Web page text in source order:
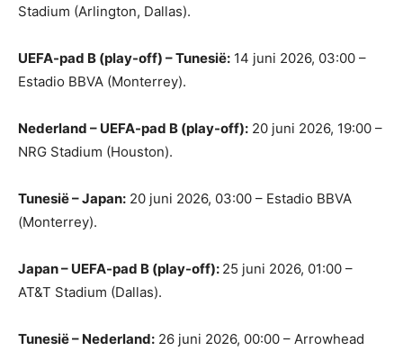
Stadium (Arlington, Dallas).
UEFA-pad B (play-off) – Tunesië: 14 juni 2026, 03:00 –
Estadio BBVA (Monterrey).
Nederland – UEFA-pad B (play-off): 20 juni 2026, 19:00 –
NRG Stadium (Houston).
Tunesië – Japan: 20 juni 2026, 03:00 – Estadio BBVA
(Monterrey).
Japan – UEFA-pad B (play-off): 25 juni 2026, 01:00 –
AT&T Stadium (Dallas).
Tunesië – Nederland: 26 juni 2026, 00:00 – Arrowhead